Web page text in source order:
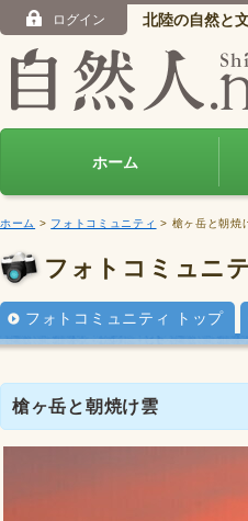
ログイン 北陸の自然と
ホーム
ホーム > フォトコミュニティ > 槍ヶ岳と朝焼
フォトコミュニ
フォトコミュニティ トップ
槍ヶ岳と朝焼け雲